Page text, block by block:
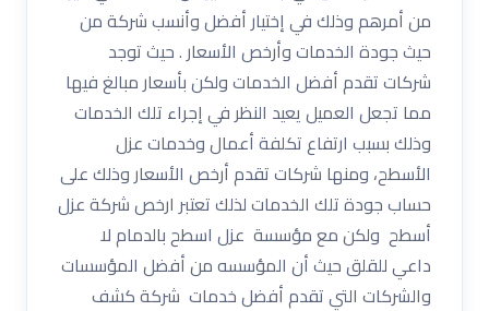
من أمرهم وذلك في إختيار أفضل وأنسب شركة من
حيث جودة الخدمات وأرخص الأسعار . حيث توجد
شركات تقدم أفضل الخدمات ولكن بأسعار مبالغ فيها
مما تجعل العميل يعيد النظر في إجراء تلك الخدمات
وذلك بسبب ارتفاع تكلفة أعمال وخدمات عزل
الأسطح، ومنها شركات تقدم أرخص الأسعار وذلك على
حساب جودة تلك الخدمات لذلك تعتبر ارخص شركة عزل
أسطح ولكن مع مؤسسة عزل اسطح بالدمام لا
داعي للقلق حيث أن المؤسسه من أفضل المؤسسات
والشركات التي تقدم أفضل خدمات شركة كشف